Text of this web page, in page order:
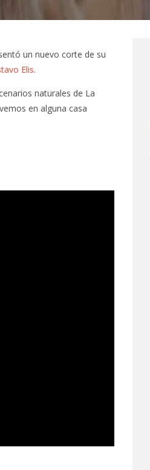
un nuevo corte de su
Elis.
naturales de La
en alguna casa